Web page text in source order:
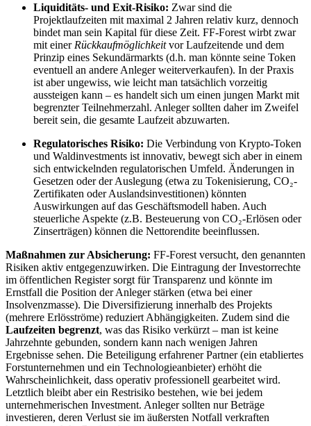
Liquiditäts- und Exit-Risiko: Zwar sind die
Projektlaufzeiten mit maximal 2 Jahren relativ kurz, dennoch
bindet man sein Kapital für diese Zeit. FF-Forest wirbt zwar
mit einer Rückkaufmöglichkeitvor Laufzeitende und dem
Prinzip eines Sekundärmarkts (d.h. man könnte seine Token
eventuell an andere Anleger weiterverkaufen). In der Praxis
ist aber ungewiss, wie leicht man tatsächlich vorzeitig
aussteigen kann – es handelt sich um einen jungen Markt mit
begrenzter Teilnehmerzahl. Anleger sollten daher im Zweifel
bereit sein, die gesamte Laufzeit abzuwarten.
Regulatorisches Risiko: Die Verbindung von Krypto-Token
und Waldinvestments ist innovativ, bewegt sich aber in einem
sich entwickelnden regulatorischen Umfeld. Änderungen in
Gesetzen oder der Auslegung (etwa zu Tokenisierung, CO₂-
Zertifikaten oder Auslandsinvestitionen) könnten
Auswirkungen auf das Geschäftsmodell haben. Auch
steuerliche Aspekte (z.B. Besteuerung von CO₂-Erlösen oder
Zinserträgen) können die Nettorendite beeinflussen.
Maßnahmen zur Absicherung: FF-Forest versucht, den genannten
Risiken aktiv entgegenzuwirken. Die Eintragung der Investorrechte
im öffentlichen Register sorgt für Transparenz und könnte im
Ernstfall die Position der Anleger stärken (etwa bei einer
Insolvenzmasse). Die Diversifizierung innerhalb des Projekts
(mehrere Erlösströme) reduziert Abhängigkeiten. Zudem sind die
Laufzeiten begrenzt, was das Risiko verkürzt – man ist keine
Jahrzehnte gebunden, sondern kann nach wenigen Jahren
Ergebnisse sehen. Die Beteiligung erfahrener Partner (ein etabliertes
Forstunternehmen und ein Technologieanbieter) erhöht die
Wahrscheinlichkeit, dass operativ professionell gearbeitet wird.
Letztlich bleibt aber ein Restrisiko bestehen, wie bei jedem
unternehmerischen Investment. Anleger sollten nur Beträge
investieren, deren Verlust sie im äußersten Notfall verkraften